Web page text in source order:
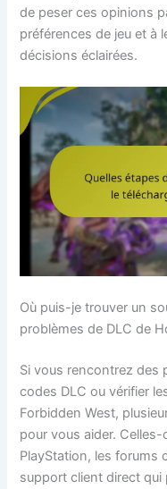
de peser ces opinions
préférences de jeu et à
décisions éclairées.
Où puis-je trouver un
problèmes de DLC de
Si vous rencontrez des
codes DLC ou vérifier
Forbidden West,
pour vous aider.
PlayStation, les forums
support client direct qui